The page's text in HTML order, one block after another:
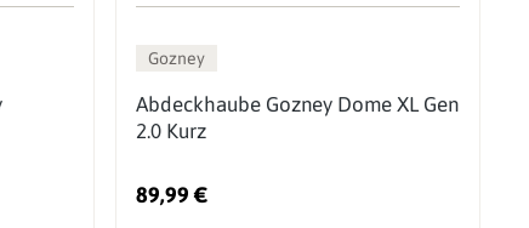
Gozney
Abdeckhaube Gozney Dome XL Gen
2.0 Kurz
89,99 €